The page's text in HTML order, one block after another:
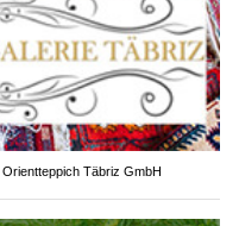
Täbriz GmbH